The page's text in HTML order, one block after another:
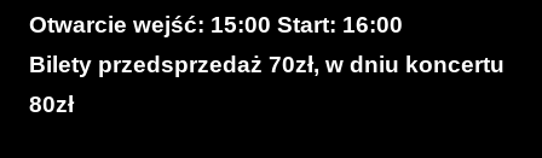
Otwarcie wejść: 15:00 Start: 16:00
Bilety przedsprzedaż 70zł, w dniu koncertu
80zł